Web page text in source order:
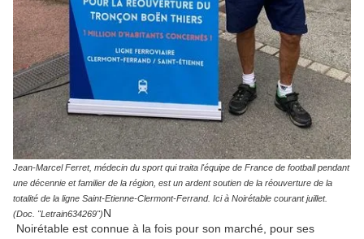
Jean-Marcel Ferret, médecin du sport qui traita l'équipe de France de football pendant
une décennie et familier de la région, est un ardent soutien de la réouverture de la
totalité de la ligne Saint-Etienne-Clermont-Ferrand. Ici à Noirétable courant juillet.
(Doc. "Letrain634269")N
Noirétable est connue à la fois pour son marché, pour ses